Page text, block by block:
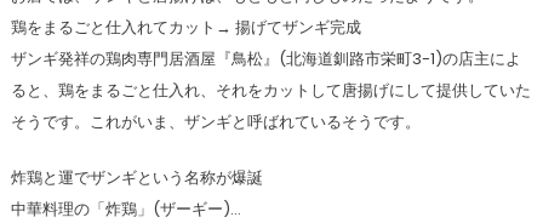
鶏をまるごと仕入れてカット→ 揚げてザンギ完成
ザンギ発祥の鶏肉専門居酒屋『鳥松』(北海道釧路市栄町3-1)の店主によ
ると、鶏をまるごと仕入れ、それをカットして唐揚げにして提供していた
そうです。これがいま、ザンギと呼ばれているそうです。
炸鶏と運でザンギという名称が爆誕
中華料理の「炸鶏」(ザーギー)…